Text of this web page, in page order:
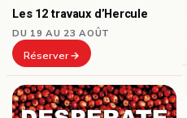
Les 12 travaux d’Hercule
DU 19 AU 23 AOÛT
Réserver